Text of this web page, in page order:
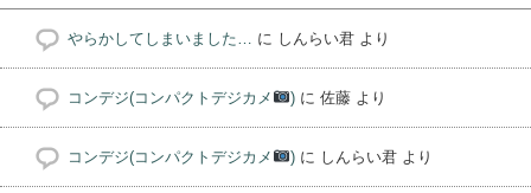
やらかしてしまいました… に しんらい君 より
コンデジ(コンパクトデジカメ )に 佐藤より
コンデジ(コンパクトデジカメ )に しんらい君より